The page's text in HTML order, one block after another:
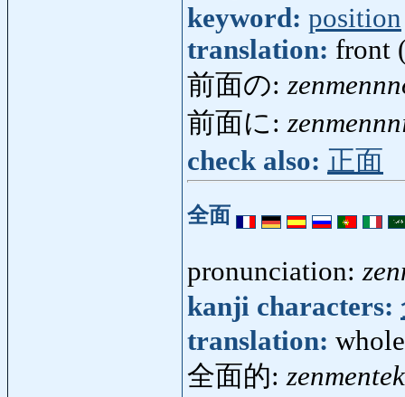
keyword: position
translation: front
前面の:
前面に:
check also: 正面
全面
pronunciation:
kanji characters:
translation:
全面的: